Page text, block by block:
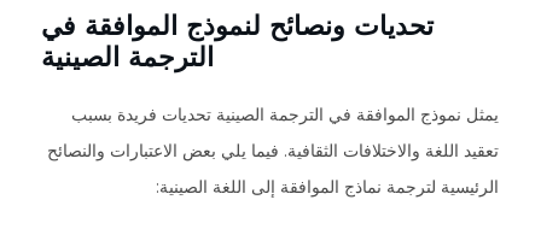
تحديات ونصائح لنموذج الموافقة في
الترجمة الصينية
يمثل نموذج الموافقة في الترجمة الصينية تحديات فريدة بسبب
تعقيد اللغة والاختلافات الثقافية. فيما يلي بعض الاعتبارات والنصائح
الرئيسية لترجمة نماذج الموافقة إلى اللغة الصينية: